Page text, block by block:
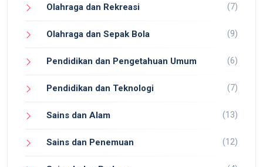
Olahraga dan Rekreasi (7)
Olahraga dan Sepak Bola (9)
Pendidikan dan Pengetahuan Umum (6)
Pendidikan dan Teknologi (7)
Sains dan Alam (13)
Sains dan Penemuan (12)